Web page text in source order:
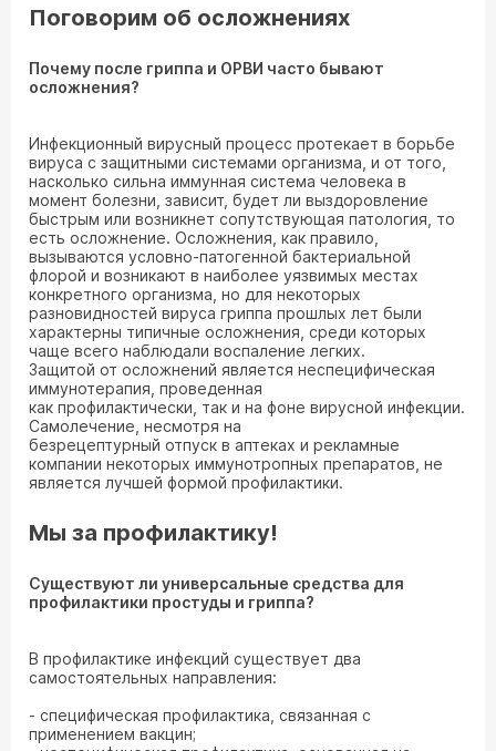
Поговорим об осложнениях
Почему после гриппа и ОРВИ часто бывают
осложнения?
Инфекционный вирусный процесс протекает в борьбе
вируса с защитными системами организма, и от того,
насколько сильна иммунная система человека в
момент болезни, зависит, будет ли выздоровление
быстрым или возникнет сопутствующая патология, то
есть осложнение. Осложнения, как правило,
вызываются условно-патогенной бактериальной
флорой и возникают в наиболее уязвимых местах
конкретного организма, но для некоторых
разновидностей вируса гриппа прошлых лет были
характерны типичные осложнения, среди которых
чаще всего наблюдали воспаление легких.
Защитой от осложнений является неспецифическая
иммунотерапия, проведенная
как профилактически, так и на фоне вирусной инфекции.
Самолечение, несмотря на
безрецептурный отпуск в аптеках и рекламные
компании некоторых иммунотропных препаратов, не
является лучшей формой профилактики.
Мы за профилактику!
Существуют ли универсальные средства для
профилактики простуды и гриппа?
В профилактике инфекций существует два
самостоятельных направления:
- специфическая профилактика, связанная с
применением вакцин;